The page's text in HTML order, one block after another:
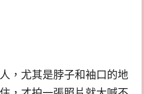
，尤其是脖子和袖口的地